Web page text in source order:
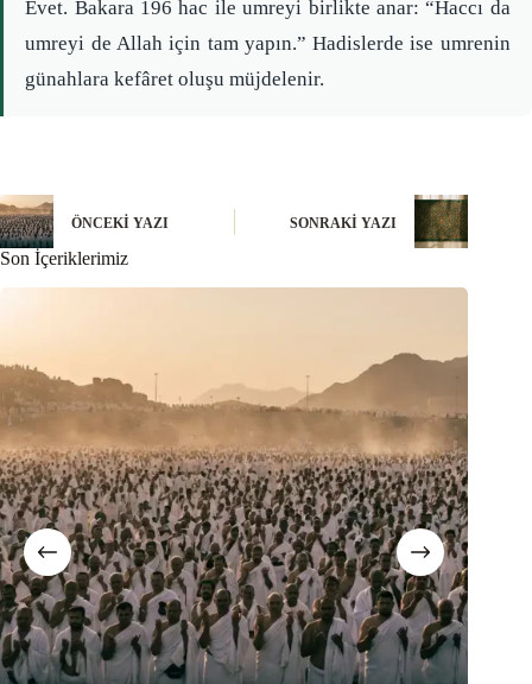
Evet. Bakara 196 hac ile umreyi birlikte anar: “Haccı da
umreyi de Allah için tam yapın.” Hadislerde ise umrenin
günahlara kefâret oluşu müjdelenir.
ÖNCEKI YAZI SONRAKI YAZI
Son İçeriklerimiz